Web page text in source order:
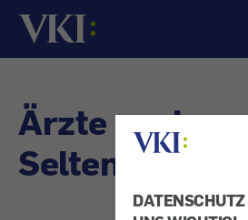
Startseite
Ärzte suchen
Seltener